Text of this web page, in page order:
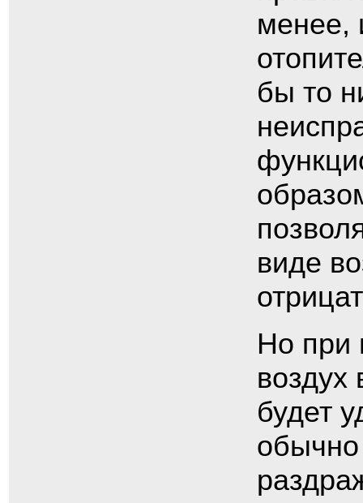
менее,
бы то
виде
Но при
воздух
будет
обычно